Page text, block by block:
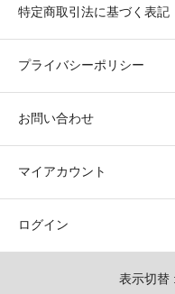
特定商取引法に基づく表記
プライバシーポリシー
お問い合わせ
マイアカウント
ログイン
表示切替 :